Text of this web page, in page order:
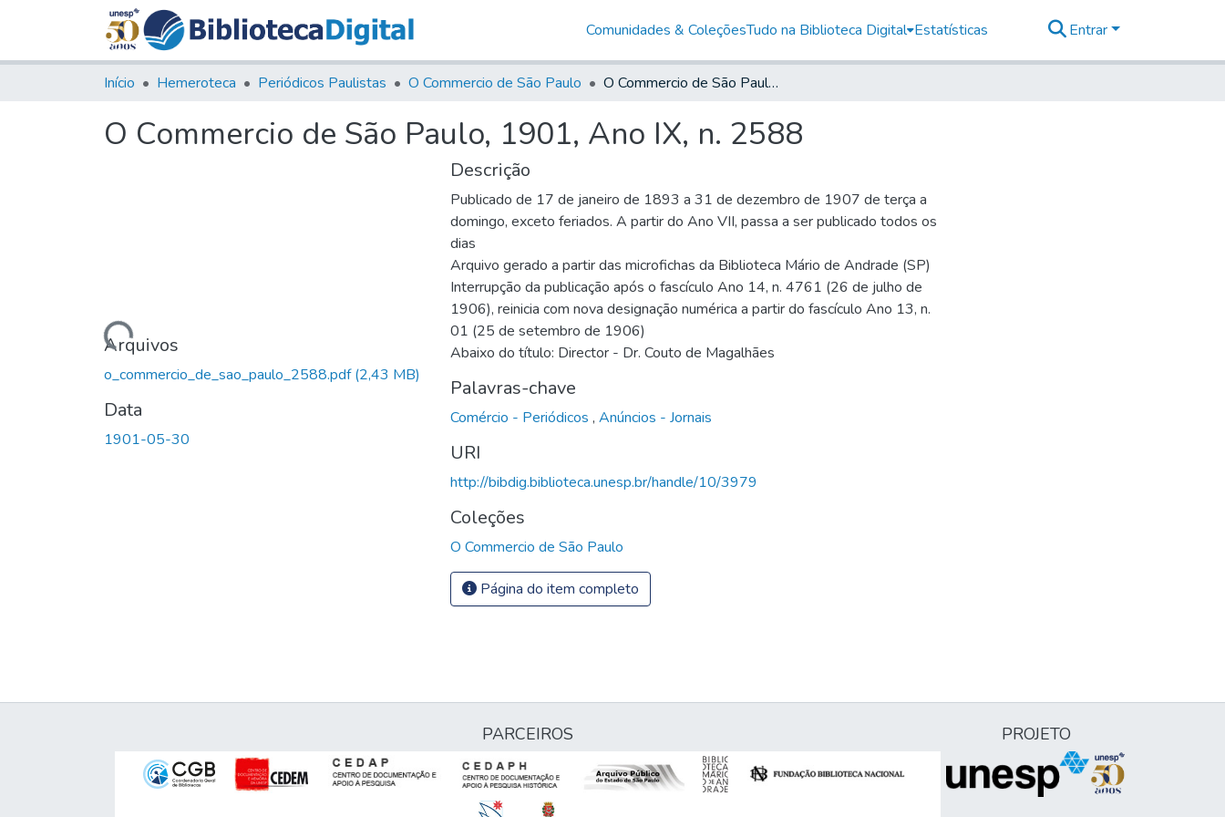
Comunidades & ColeçõesTudo na Biblioteca Digital Estatísticas Entrar
Início Hemeroteca Periódicos Paulistas O Commercio de São Paulo O Commercio de São Paulo, 1901, Ano IX, n. 2588
O Commercio de São Paulo, 1901, Ano IX, n. 2588
Carregando...
Arquivos
o_commercio_de_sao_paulo_2588.pdf(2,43 MB)
Data
1901-05-30
Descrição
Publicado de 17 de janeiro de 1893 a 31 de dezembro de 1907 de terça a
domingo, exceto feriados. A partir do Ano VII, passa a ser publicado todos os
dias
Arquivo gerado a partir das microfichas da Biblioteca Mário de Andrade (SP)
Interrupção da publicação após o fascículo Ano 14, n. 4761 (26 de julho de
1906), reinicia com nova designação numérica a partir do fascículo Ano 13, n.
01 (25 de setembro de 1906)
Abaixo do título: Director - Dr. Couto de Magalhães
Palavras-chave
Comércio - Periódicos , Anúncios - Jornais
URI
http://bibdig.biblioteca.unesp.br/handle/10/3979
Coleções
O Commercio de São Paulo
Página do item completo
PARCEIROS PROJETO